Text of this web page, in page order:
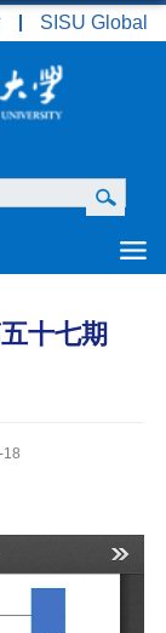
SISU Global
十七期
18